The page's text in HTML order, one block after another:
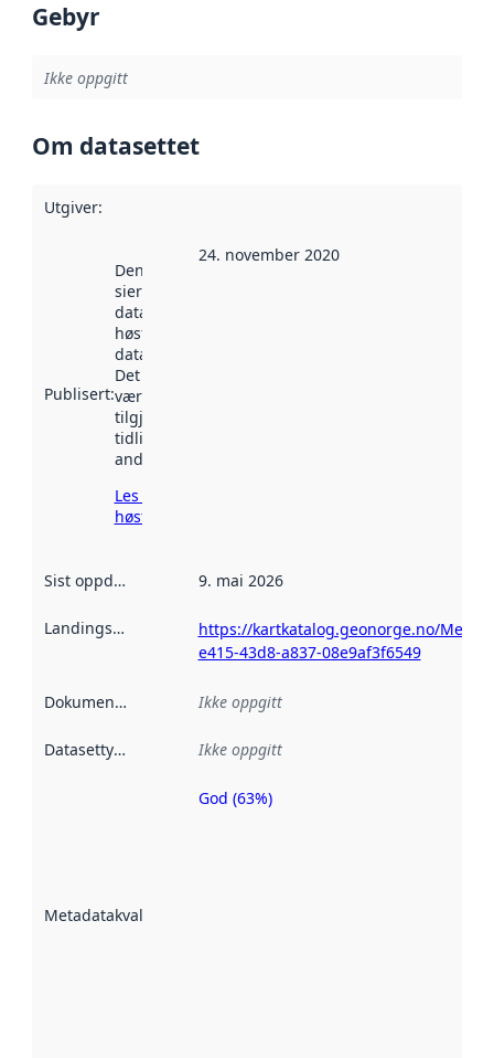
Gebyr
Ikke oppgitt
Om datasettet
Utgiver:
Publisert:
Denne datoen
sier når
datasettet ble
høstet av
data.norge.no.
Det kan ha
vært
tilgjengelig
tidligere
andre steder.
Les mer om
høsting her
24. november 2020
Sist oppdatert 9. mai 2026
Landingsside
https://kartkatalog.geonorge.no/
e415-43d8-a837-08e9af3f6549
Dokumentasjon Ikke oppgitt
Datasettype Ikke oppgitt
Metadatakvalitet
Metadatakvalitet
God (63%)